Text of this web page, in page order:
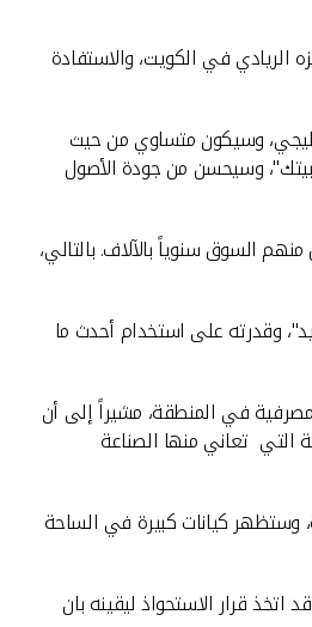
الريادي في الكويت، والاستفادة
أكبر مصرف في دول مجلس التعاون الخليجي، وسيكون متساوي من حيث
وسيحسن من جودة الأصول
السوق سنوياً بالآلاف. بالتالي،
وقدرته على استخدام أحدث ما
في المنطقة، مشيراً إلى أن
التي تعاني منها الصناعة
وستظهر كيانات كبيرة في الساحة
الماضية اثمرت عن زيادة كبيرة في ارباح البنك بحوالي 94٪ ، وخلال هذه الفترة قد اتخذ قرار الاستحواذ ليقينه بان